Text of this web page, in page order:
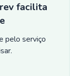
facilita
pelo serviço